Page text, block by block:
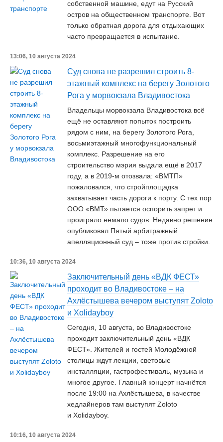
собственной машине, едут на Русский
остров на общественном транспорте. Вот
только обратная дорога для отдыхающих
часто превращается в испытание.
13:06, 10 августа 2024
Суд снова не разрешил строить 8-
этажный комплекс на берегу Золотого
Рога у морвокзала Владивостока
Владельцы морвокзала Владивостока всё
ещё не оставляют попыток построить
рядом с ним, на берегу Золотого Рога,
восьмиэтажный многофункциональный
комплекс. Разрешение на его
строительство мэрия выдала ещё в 2017
году, а в 2019-м отозвала: «ВМТП»
пожаловался, что стройплощадка
захватывает часть дороги к порту. С тех пор
ООО «ВМТ» пытается оспорить запрет и
проиграло немало судов. Недавно решение
опубликовал Пятый арбитражный
апелляционный суд – тоже против стройки.
10:36, 10 августа 2024
Заключительный день «ВДК ФЕСТ»
проходит во Владивостоке – на
Ахлёстышева вечером выступят Zoloto
и Xolidayboy
Сегодня, 10 августа, во Владивостоке
проходит заключительный день «ВДК
ФЕСТ». Жителей и гостей Молодёжной
столицы ждут лекции, световые
инсталляции, гастрофестиваль, музыка и
многое другое. Главный концерт начнётся
после 19:00 на Ахлёстышева, в качестве
хедлайнеров там выступят Zoloto
и Xolidayboy.
10:16, 10 августа 2024